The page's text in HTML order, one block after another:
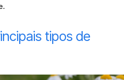
tipos de